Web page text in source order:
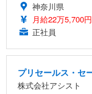
神奈川県
月給22万5,700
正社員
プリセールス・セ
株式会社アシスト